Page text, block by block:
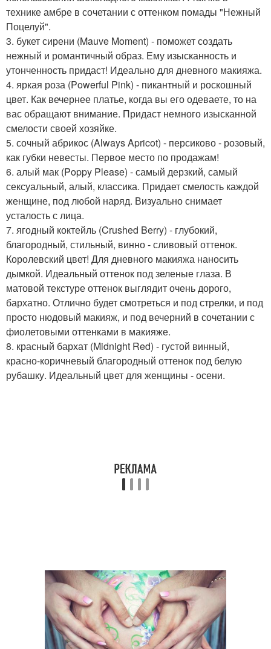
технике амбре в сочетании с оттенком помады "Нежный
Поцелуй".
3. букет сирени (Mauve Moment) - поможет создать
нежный и романтичный образ. Ему изысканность и
утонченность придаст! Идеально для дневного макияжа.
4. яркая роза (Powerful Pink) - пикантный и роскошный
цвет. Как вечернее платье, когда вы его одеваете, то на
вас обращают внимание. Придаст немного изысканной
смелости своей хозяйке.
5. сочный абрикос (Always Apricot) - персиково - розовый,
как губки невесты. Первое место по продажам!
6. алый мак (Poppy Please) - самый дерзкий, самый
сексуальный, алый, классика. Придает смелость каждой
женщине, под любой наряд. Визуально снимает
усталость с лица.
7. ягодный коктейль (Crushed Berry) - глубокий,
благородный, стильный, винно - сливовый оттенок.
Королевский цвет! Для дневного макияжа наносить
дымкой. Идеальный оттенок под зеленые глаза. В
матовой текстуре оттенок выглядит очень дорого,
бархатно. Отлично будет смотреться и под стрелки, и под
просто нюдовый макияж, и под вечерний в сочетании с
фиолетовыми оттенками в макияже.
8. красный бархат (Midnight Red) - густой винный,
красно-коричневый благородный оттенок под белую
рубашку. Идеальный цвет для женщины - осени.